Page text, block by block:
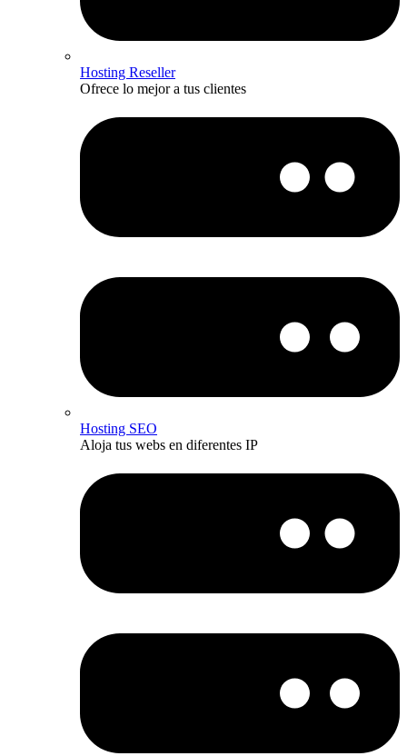
Hosting Reseller
Ofrece lo mejor a tus clientes
Hosting SEO
Aloja tus webs en diferentes IP